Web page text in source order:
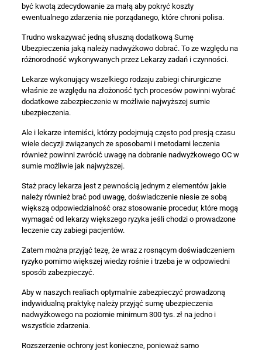
być kwotą zdecydowanie za małą aby pokryć koszty
ewentualnego zdarzenia nie porządanego, które chroni polisa.
Trudno wskazywać jedną słuszną dodatkową Sumę
Ubezpieczenia jaką należy nadwyżkowo dobrać. To ze względu na
różnorodność wykonywanych przez Lekarzy zadań i czynności.
Lekarze wykonujący wszelkiego rodzaju zabiegi chirurgiczne
właśnie ze względu na złożoność tych procesów powinni wybrać
dodatkowe zabezpieczenie w możliwie najwyższej sumie
ubezpieczenia.
Ale i lekarze interniści, którzy podejmują często pod presją czasu
wiele decyzji związanych ze sposobami i metodami leczenia
również powinni zwrócić uwagę na dobranie nadwyżkowego OC w
sumie możliwie jak najwyższej.
Staż pracy lekarza jest z pewnością jednym z elementów jakie
należy również brać pod uwagę, doświadczenie niesie ze sobą
większą odpowiedzialność oraz stosowanie procedur, które mogą
wymagać od lekarzy większego ryzyka jeśli chodzi o prowadzone
leczenie czy zabiegi pacjentów.
Zatem można przyjąć tezę, że wraz z rosnącym doświadczeniem
ryzyko pomimo większej wiedzy rośnie i trzeba je w odpowiedni
sposób zabezpieczyć.
Aby w naszych realiach optymalnie zabezpieczyć prowadzoną
indywidualną praktykę należy przyjąć sumę ubezpieczenia
nadwyżkowego na poziomie minimum 300 tys. zł na jedno i
wszystkie zdarzenia.
Rozszerzenie ochrony jest konieczne, ponieważ samo